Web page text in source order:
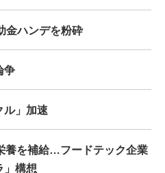
金ハンデを粉砕
争
ル」加速
養を補給…フードテック企業
」構想